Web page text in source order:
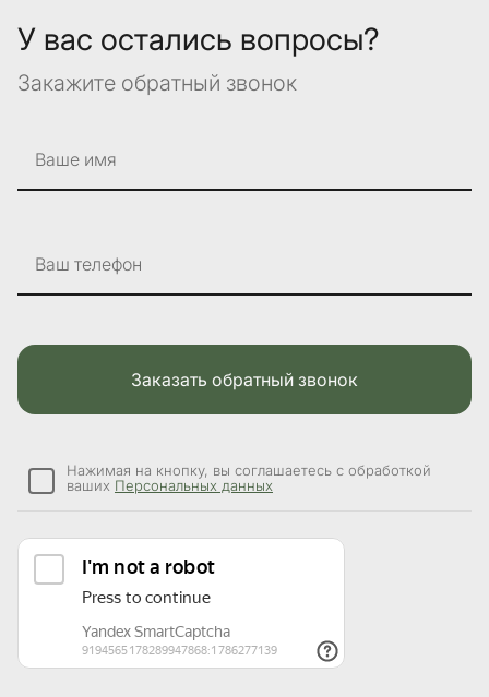
У вас остались вопросы?
Закажите обратный звонок
Ваше имя
Ваш телефон
Заказать обратный звонок
Нажимая на кнопку, вы соглашаетесь с обработкой
ваших Персональных данных